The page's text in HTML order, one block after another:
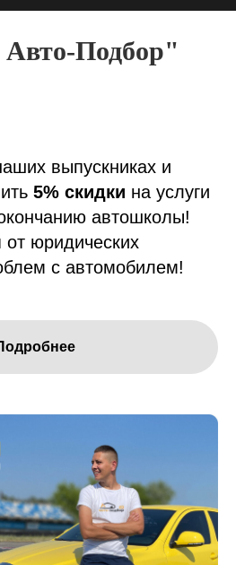
Подбор"
выпускниках и
5% скидки на услуги
автошколы!
от юридических
с автомобилем!